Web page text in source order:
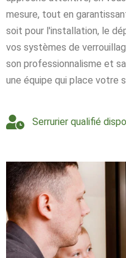
mesure, tout en
soit pour l'installation, le
vos systèmes de
son professionnalisme et
une équipe qui place votre
Serrurier qualifié